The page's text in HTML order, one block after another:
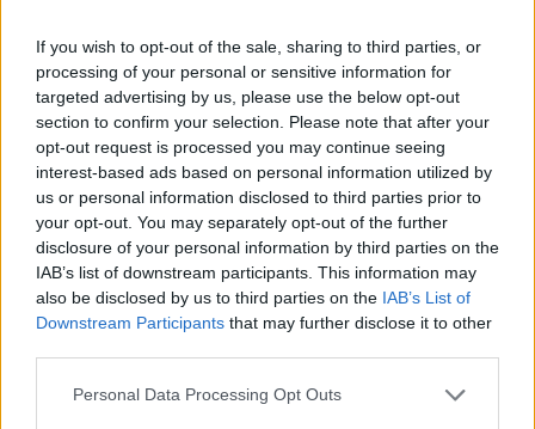
If you wish to opt-out of the sale, sharing to third parties, or
processing of your personal or sensitive information for
targeted advertising by us, please use the below opt-out
section to confirm your selection. Please note that after your
opt-out request is processed you may continue seeing
interest-based ads based on personal information utilized by
us or personal information disclosed to third parties prior to
your opt-out. You may separately opt-out of the further
disclosure of your personal information by third parties on the
IAB’s list of downstream participants. This information may
also be disclosed by us to third parties on the IAB’s List of
Downstream Participants that may further disclose it to other
Personal Data Processing Opt Outs
Πριν 7 ημέρες
Διακοπές ρεύματος: Συνασπισμό των
επιχειρήσεων προτείνει το Επιμελητήριο